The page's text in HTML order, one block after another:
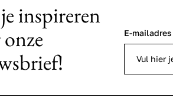
inspireren
E-mailadres